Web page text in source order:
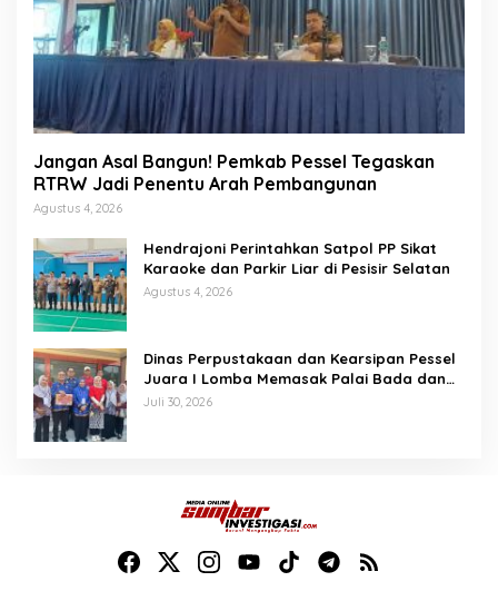
Jangan Asal Bangun! Pemkab Pessel Tegaskan
RTRW Jadi Penentu Arah Pembangunan
Agustus 4, 2026
Hendrajoni Perintahkan Satpol PP Sikat
Karaoke dan Parkir Liar di Pesisir Selatan
Agustus 4, 2026
Dinas Perpustakaan dan Kearsipan Pessel
Juara I Lomba Memasak Palai Bada dan
Lamang Golek
Juli 30, 2026